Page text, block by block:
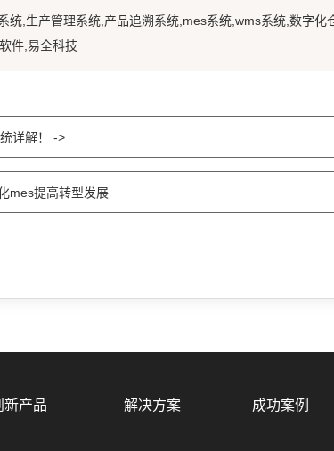
统,生产管理系统,产品追溯系统,mes系统,wms系统,数字化
件,易全科技
详解！ ->
mes提高转型发展
新产品 解决方案 成功案例